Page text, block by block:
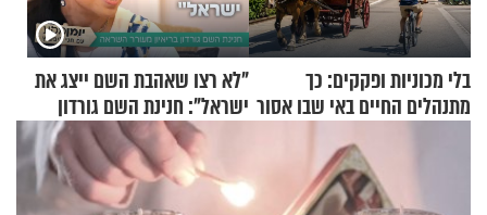
בלי מכוניות ופקקים: כך
מתנהלים החיים באי שבו אסור
"לא רצו שאהבת השם ייצג את
ישראל": חנינת השם גורדון
בריאיון מעורר השראה